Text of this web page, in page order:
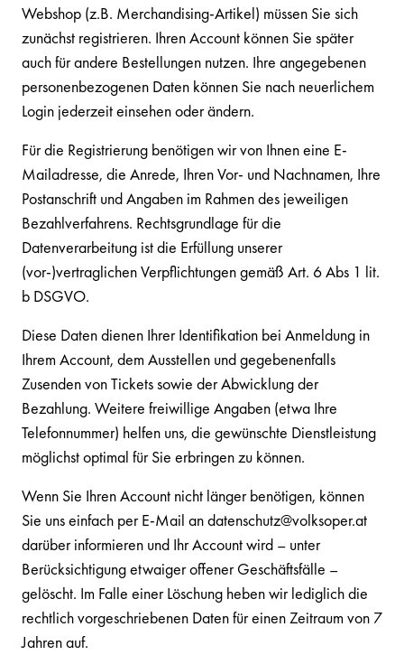
Webshop (z.B. Merchandising-Artikel) müssen Sie sich
zunächst registrieren. Ihren Account können Sie später
auch für andere Bestellungen nutzen. Ihre angegebenen
personenbezogenen Daten können Sie nach neuerlichem
Login jederzeit einsehen oder ändern.
Für die Registrierung benötigen wir von Ihnen eine E-
Mailadresse, die Anrede, Ihren Vor- und Nachnamen, Ihre
Postanschrift und Angaben im Rahmen des jeweiligen
Bezahlverfahrens. Rechtsgrundlage für die
Datenverarbeitung ist die Erfüllung unserer
(vor-)vertraglichen Verpflichtungen gemäß Art. 6 Abs 1 lit.
b DSGVO.
Diese Daten dienen Ihrer Identifikation bei Anmeldung in
Ihrem Account, dem Ausstellen und gegebenenfalls
Zusenden von Tickets sowie der Abwicklung der
Bezahlung. Weitere freiwillige Angaben (etwa Ihre
Telefonnummer) helfen uns, die gewünschte Dienstleistung
möglichst optimal für Sie erbringen zu können.
Wenn Sie Ihren Account nicht länger benötigen, können
Sie uns einfach per E-Mail an datenschutz@volksoper.at
darüber informieren und Ihr Account wird – unter
Berücksichtigung etwaiger offener Geschäftsfälle –
gelöscht. Im Falle einer Löschung heben wir lediglich die
rechtlich vorgeschriebenen Daten für einen Zeitraum von 7
Jahren auf.